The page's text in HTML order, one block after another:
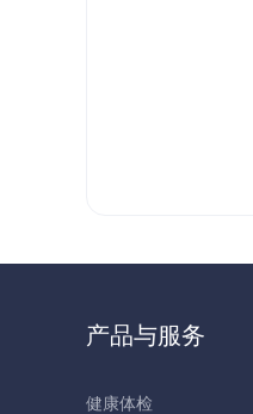
产品与服务
健康体检